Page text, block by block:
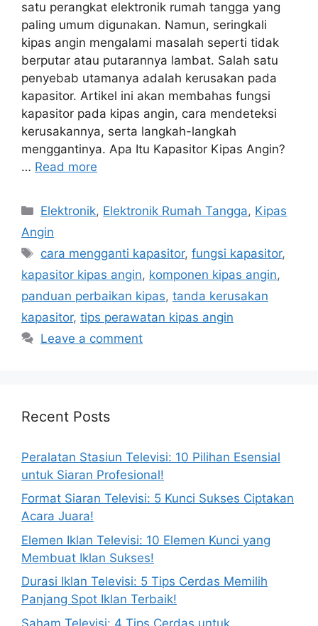
satu perangkat elektronik rumah tangga yang
paling umum digunakan. Namun, seringkali
kipas angin mengalami masalah seperti tidak
berputar atau putarannya lambat. Salah satu
penyebab utamanya adalah kerusakan pada
kapasitor. Artikel ini akan membahas fungsi
kapasitor pada kipas angin, cara mendeteksi
kerusakannya, serta langkah-langkah
menggantinya. Apa Itu Kapasitor Kipas Angin?
… Read more
Categories
Elektronik, Elektronik Rumah Tangga, Kipas
Angin
Tags
cara mengganti kapasitor,fungsi kapasitor,
kapasitor kipas angin, komponen kipas angin,
panduan perbaikan kipas, tanda kerusakan
kapasitor, tips perawatan kipas angin
Leave a comment
Recent Posts
Peralatan Stasiun Televisi: 10 Pilihan Esensial
untuk Siaran Profesional!
Format Siaran Televisi: 5 Kunci Sukses Ciptakan
Acara Juara!
Elemen Iklan Televisi: 10 Elemen Kunci yang
Membuat Iklan Sukses!
Durasi Iklan Televisi: 5 Tips Cerdas Memilih
Panjang Spot Iklan Terbaik!
Saham Televisi: 4 Tips Cerdas untuk